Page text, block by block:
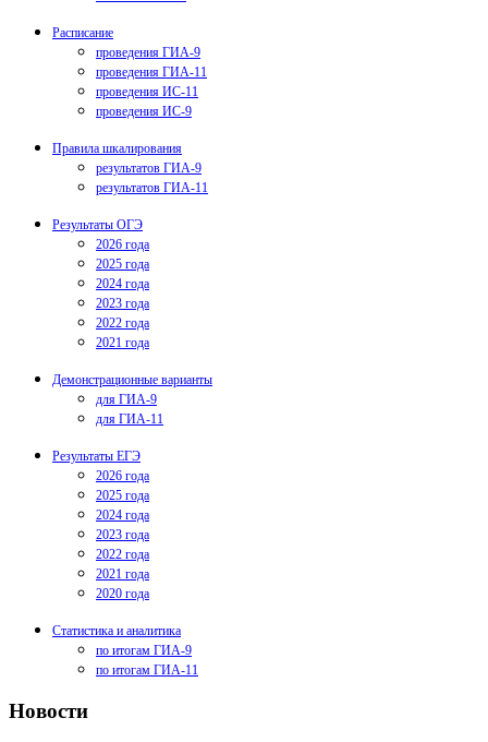
Расписание
проведения ГИА-9
проведения ГИА-11
проведения ИС-11
проведения ИС-9
Правила шкалирования
результатов ГИА-9
результатов ГИА-11
Результаты ОГЭ
2026 года
2025 года
2024 года
2023 года
2022 года
2021 года
Демонстрационные варианты
для ГИА-9
для ГИА-11
Результаты ЕГЭ
2026 года
2025 года
2024 года
2023 года
2022 года
2021 года
2020 года
Статистика и аналитика
по итогам ГИА-9
по итогам ГИА-11
Новости